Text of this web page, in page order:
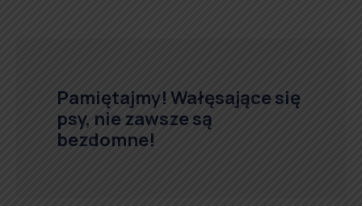
Pamiętajmy! Wałęsające się
psy, nie zawsze są
bezdomne!